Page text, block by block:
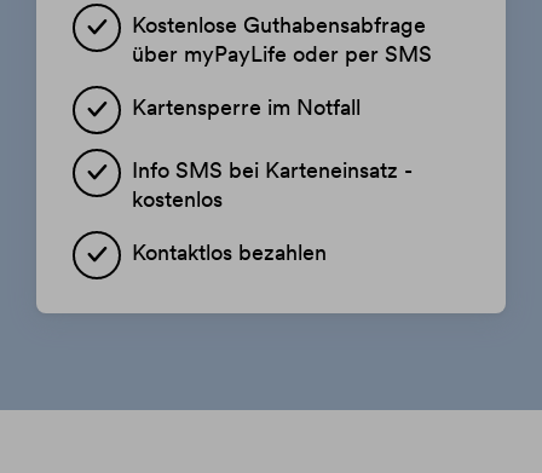
Kostenlose Guthabensabfrage
über myPayLife oder per SMS
Kartensperre im Notfall
Info SMS bei Karteneinsatz -
kostenlos
Kontaktlos bezahlen